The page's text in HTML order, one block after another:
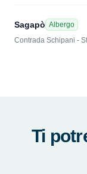
Sagapò Albergo
Contrada Schipani -
Ti